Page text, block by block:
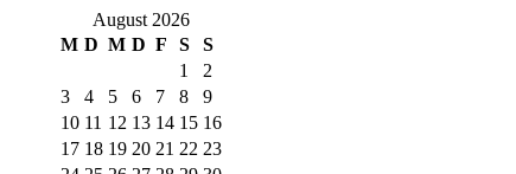
August 2026
M D M D F S S
1
2
3
4 5 6 7 8
9
10 11 12 13 14 15 16
17 18 19 20 21 22 23